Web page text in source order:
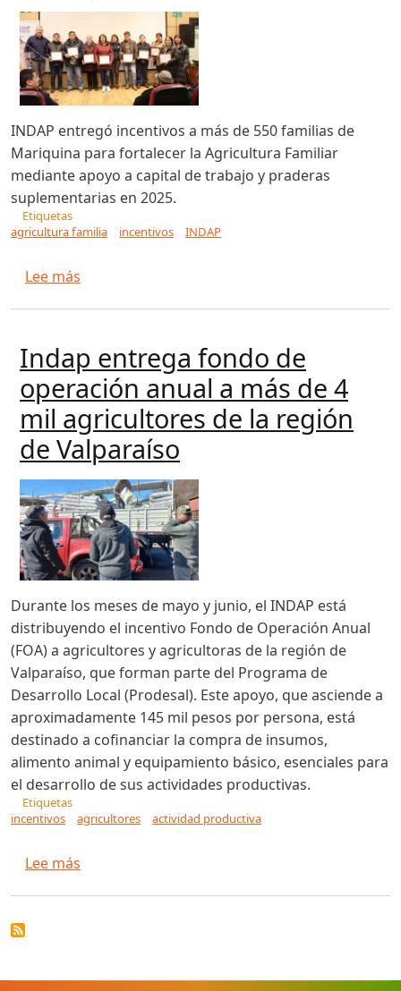
INDAP entregó incentivos a más de 550 familias de
Mariquina para fortalecer la Agricultura Familiar
mediante apoyo a capital de trabajo y praderas
suplementarias en 2025.
Etiquetas
agricultura familia
incentivos INDAP
Lee más
Indap entrega fondo de
operación anual a más de 4
mil agricultores de la región
de Valparaíso
Durante los meses de mayo y junio, el INDAP está
distribuyendo el incentivo Fondo de Operación Anual
(FOA) a agricultores y agricultoras de la región de
Valparaíso, que forman parte del Programa de
Desarrollo Local (Prodesal). Este apoyo, que asciende a
aproximadamente 145 mil pesos por persona, está
destinado a cofinanciar la compra de insumos,
alimento animal y equipamiento básico, esenciales para
el desarrollo de sus actividades productivas.
Etiquetas
incentivos
agricultores actividad productiva
Lee más